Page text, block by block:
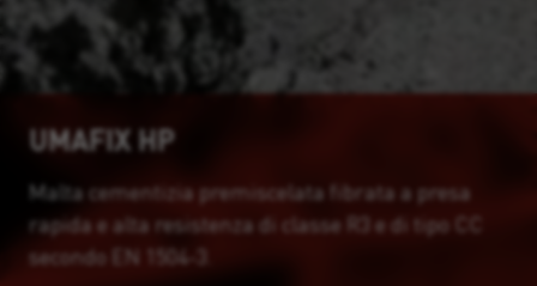
UMAFIX HP
Malta cementizia premiscelata fibrata a presa
rapida e alta resistenza di classe R3 e di tipo CC
secondo EN 1504-3.